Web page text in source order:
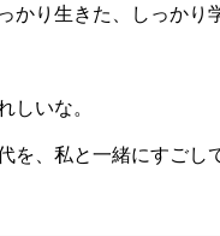
かり生きた、しっかり
しいな。
を、私と一緒にすごし